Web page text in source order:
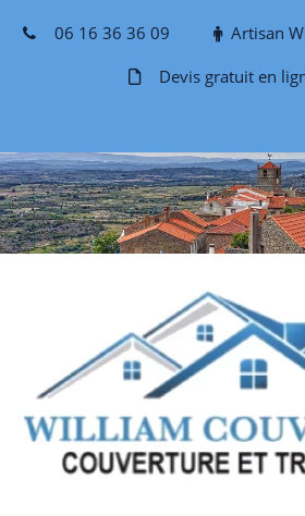
06 16 36 36 09
Artisan
Devis gratuit en